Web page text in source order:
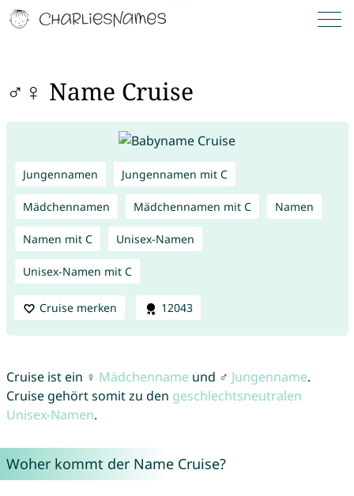
♂♀ Name Cruise
Jungennamen Jungennamen mit C
Mädchennamen Mädchennamen mit C Namen
Namen mit C Unisex-Namen
Unisex-Namen mit C
Cruise merken 12043
Cruise ist ein ♀ Mädchenname und ♂ Jungenname.
Cruise gehört somit zu den geschlechtsneutralen
Unisex-Namen.
Woher kommt der Name Cruise?